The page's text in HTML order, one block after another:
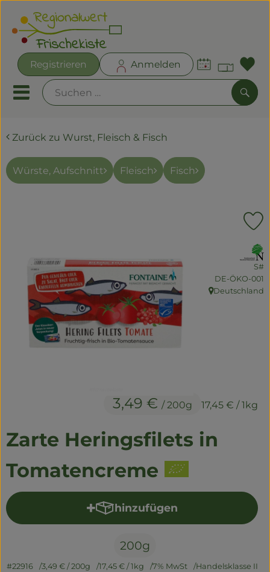
Registrieren Anmelden
Mobiles Menu öffnen
Angebote
Frischekisten
Naturwaren
Getränke
Non-Food
Zurück zu Wurst, Fleisch & Fisch
Würste, Aufschnitt Fleisch Fisch
Zarte Heringsfilets in
Tomatencreme
3,49 € / 200g 17,45 € / 1kg
, Verband:
S#
, Kontrollstelle:
DE-ÖKO-001
, Herkunft:
Deutschland
hinzufügen
Produkt zum Warenkorb
200g
#22916 3,49 € / 200g 17,45 € / 1kg 7% MwSt Handelsklasse II